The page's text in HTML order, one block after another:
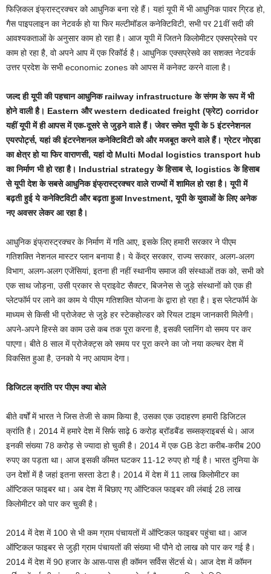
फिज़िकल इंफ्रास्ट्रक्चर को आधुनिक बना रहे हैं। यहां यूपी में भी आधुनिक पावर ग्रिड हो,
गैस पाइपलाइन का नेटवर्क हो या फिर मल्टीमॉडल कनेक्टिविटी, सभी पर 21वीं सदी की
आवश्यकताओं के अनुसार काम हो रहा है। आज यूपी में जितने किलोमीटर एक्सप्रेसवे पर
काम हो रहा है, वो अपने आप में एक रिकॉर्ड है। आधुनिक एक्सप्रेसवे का सशक्त नेटवर्क
उत्तर प्रदेश के सभी economic zones को आपस में कनेक्ट करने वाला है।
जल्द ही यूपी की पहचान आधुनिक railway infrastructure के संगम के रूप में भी
होने वाली है। Eastern और western dedicated freight (फ्रेट) corridor
यहीं यूपी में ही आपस में एक-दूसरे से जुड़ने वाले हैं। जेवर समेत यूपी के 5 इंटरनेशनल
एयरपोर्ट्स, यहां की इंटरनेशनल कनेक्टिविटी को और मजबूत करने वाले हैं। ग्रेटर नोएडा
का क्षेत्र हो या फिर वाराणसी, यहां दो Multi Modal logistics transport hub
का निर्माण भी हो रहा है। Industrial strategy के हिसाब से, logistics के हिसाब
से यूपी देश के सबसे आधुनिक इंफ्रास्ट्रक्चर वाले राज्यों में शामिल हो रहा है। यूपी में
बढ़ती हुई ये कनेक्टिविटी और बढ़ता हुआ Investment, यूपी के युवाओं के लिए अनेक
नए अवसर लेकर आ रहा है।
आधुनिक इंफ्रास्ट्रक्चर के निर्माण में गति आए, इसके लिए हमारी सरकार ने पीएम
गतिशक्ति नेशनल मास्टर प्लान बनाया है। ये केंद्र सरकार, राज्य सरकार, अलग-अलग
विभाग, अलग-अलग एजेंसियां, इतना ही नहीं स्‍थानीय समाज की संस्‍थाओं तक को, सभी को
एक साथ जोड़ना, उसी प्रकार से प्राइवेट सैक्‍टर, बिजनेस से जुड़े संस्थानों को एक ही
प्लेटफॉर्म पर लाने का काम ये पीएम गतिशक्ति योजना के द्वारा हो रहा है। इस प्लेटफॉर्म के
माध्यम से किसी भी प्रोजेक्ट से जुड़े हर स्टेकहोल्डर को रियल टाइम जानकारी मिलेगी।
अपने-अपने हिस्से का काम उसे कब तक पूरा करना है, इसकी प्लानिंग वो समय पर कर
पाएगा। बीते 8 साल में प्रोजेक्ट्स को समय पर पूरा करने का जो नया कल्चर देश में
विकसित हुआ है, उनको ये नए आयाम देगा।
डिजिटल क्रांति पर पीएम क्या बोले
बीते वर्षों में भारत ने जिस तेजी से काम किया है, उसका एक उदाहरण हमारी डिजिटल
क्रांति है। 2014 में हमारे देश में सिर्फ साढ़े 6 करोड़ ब्रॉडबैंड सब्सक्राइबर्स थे। आज
इनकी संख्या 78 करोड़ से ज्यादा हो चुकी है। 2014 में एक GB डेटा करीब-करीब 200
रुपए का पड़ता था। आज इसकी कीमत घटकर 11-12 रुपए हो गई है। भारत दुनिया के
उन देशों में है जहां इतना सस्ता डेटा है। 2014 में देश में 11 लाख किलोमीटर का
ऑप्टिकल फाइबर था। अब देश में बिछाए गए ऑप्टिकल फाइबर की लंबाई 28 लाख
किलोमीटर को पार कर चुकी है।
2014 में देश में 100 से भी कम ग्राम पंचायतों में ऑप्टिकल फाइबर पहुंचा था। आज
ऑप्टिकल फाइबर से जुड़ी ग्राम पंचायतों की संख्या भी पौने दो लाख को पार कर गई है।
2014 में देश में 90 हजार के आस-पास ही कॉमन सर्विस सेंटर्स थे। आज देश में कॉमन